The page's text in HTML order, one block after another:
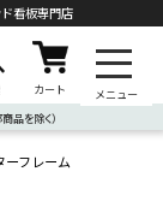
看板専門店
カート メニュー
品を除く）
ーフレーム